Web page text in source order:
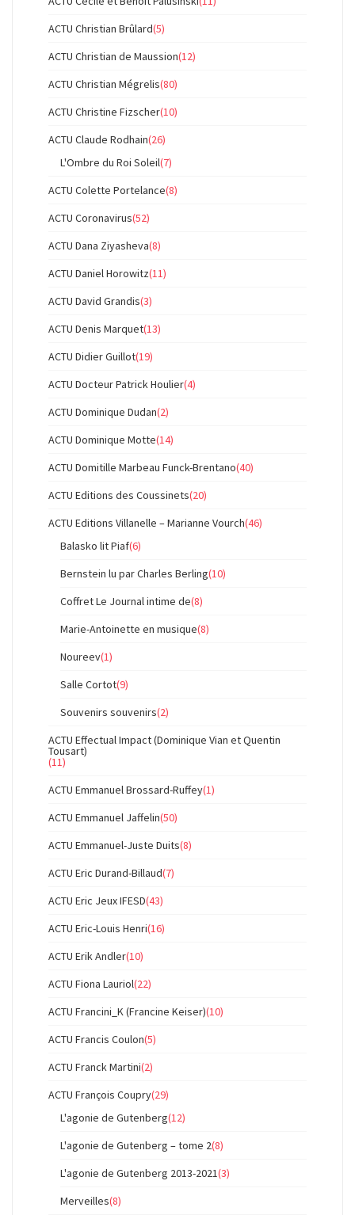
ACTU Christian Brûlard(5)
ACTU Christian de Maussion(12)
ACTU Christian Mégrelis(80)
ACTU Christine Fizscher(10)
ACTU Claude Rodhain(26)
L'Ombre du Roi Soleil(7)
ACTU Colette Portelance(8)
ACTU Coronavirus(52)
ACTU Dana Ziyasheva(8)
ACTU Daniel Horowitz(11)
ACTU David Grandis(3)
ACTU Denis Marquet(13)
ACTU Didier Guillot(19)
ACTU Docteur Patrick Houlier(4)
ACTU Dominique Dudan(2)
ACTU Dominique Motte(14)
ACTU Domitille Marbeau Funck-Brentano(40)
ACTU Editions des Coussinets(20)
ACTU Editions Villanelle – Marianne Vourch(46)
Balasko lit Piaf(6)
Bernstein lu par Charles Berling(10)
Coffret Le Journal intime de(8)
Marie-Antoinette en musique(8)
Noureev(1)
Salle Cortot(9)
Souvenirs souvenirs(2)
ACTU Effectual Impact (Dominique Vian et Quentin
Tousart)
(11)
ACTU Emmanuel Brossard-Ruffey(1)
ACTU Emmanuel Jaffelin(50)
ACTU Emmanuel-Juste Duits(8)
ACTU Eric Durand-Billaud(7)
ACTU Eric Jeux IFESD(43)
ACTU Eric-Louis Henri(16)
ACTU Erik Andler(10)
ACTU Fiona Lauriol(22)
ACTU Francini_K (Francine Keiser)(10)
ACTU Francis Coulon(5)
ACTU Franck Martini(2)
ACTU François Coupry(29)
L'agonie de Gutenberg(12)
L'agonie de Gutenberg – tome 2(8)
L'agonie de Gutenberg 2013-2021(3)
Merveilles(8)